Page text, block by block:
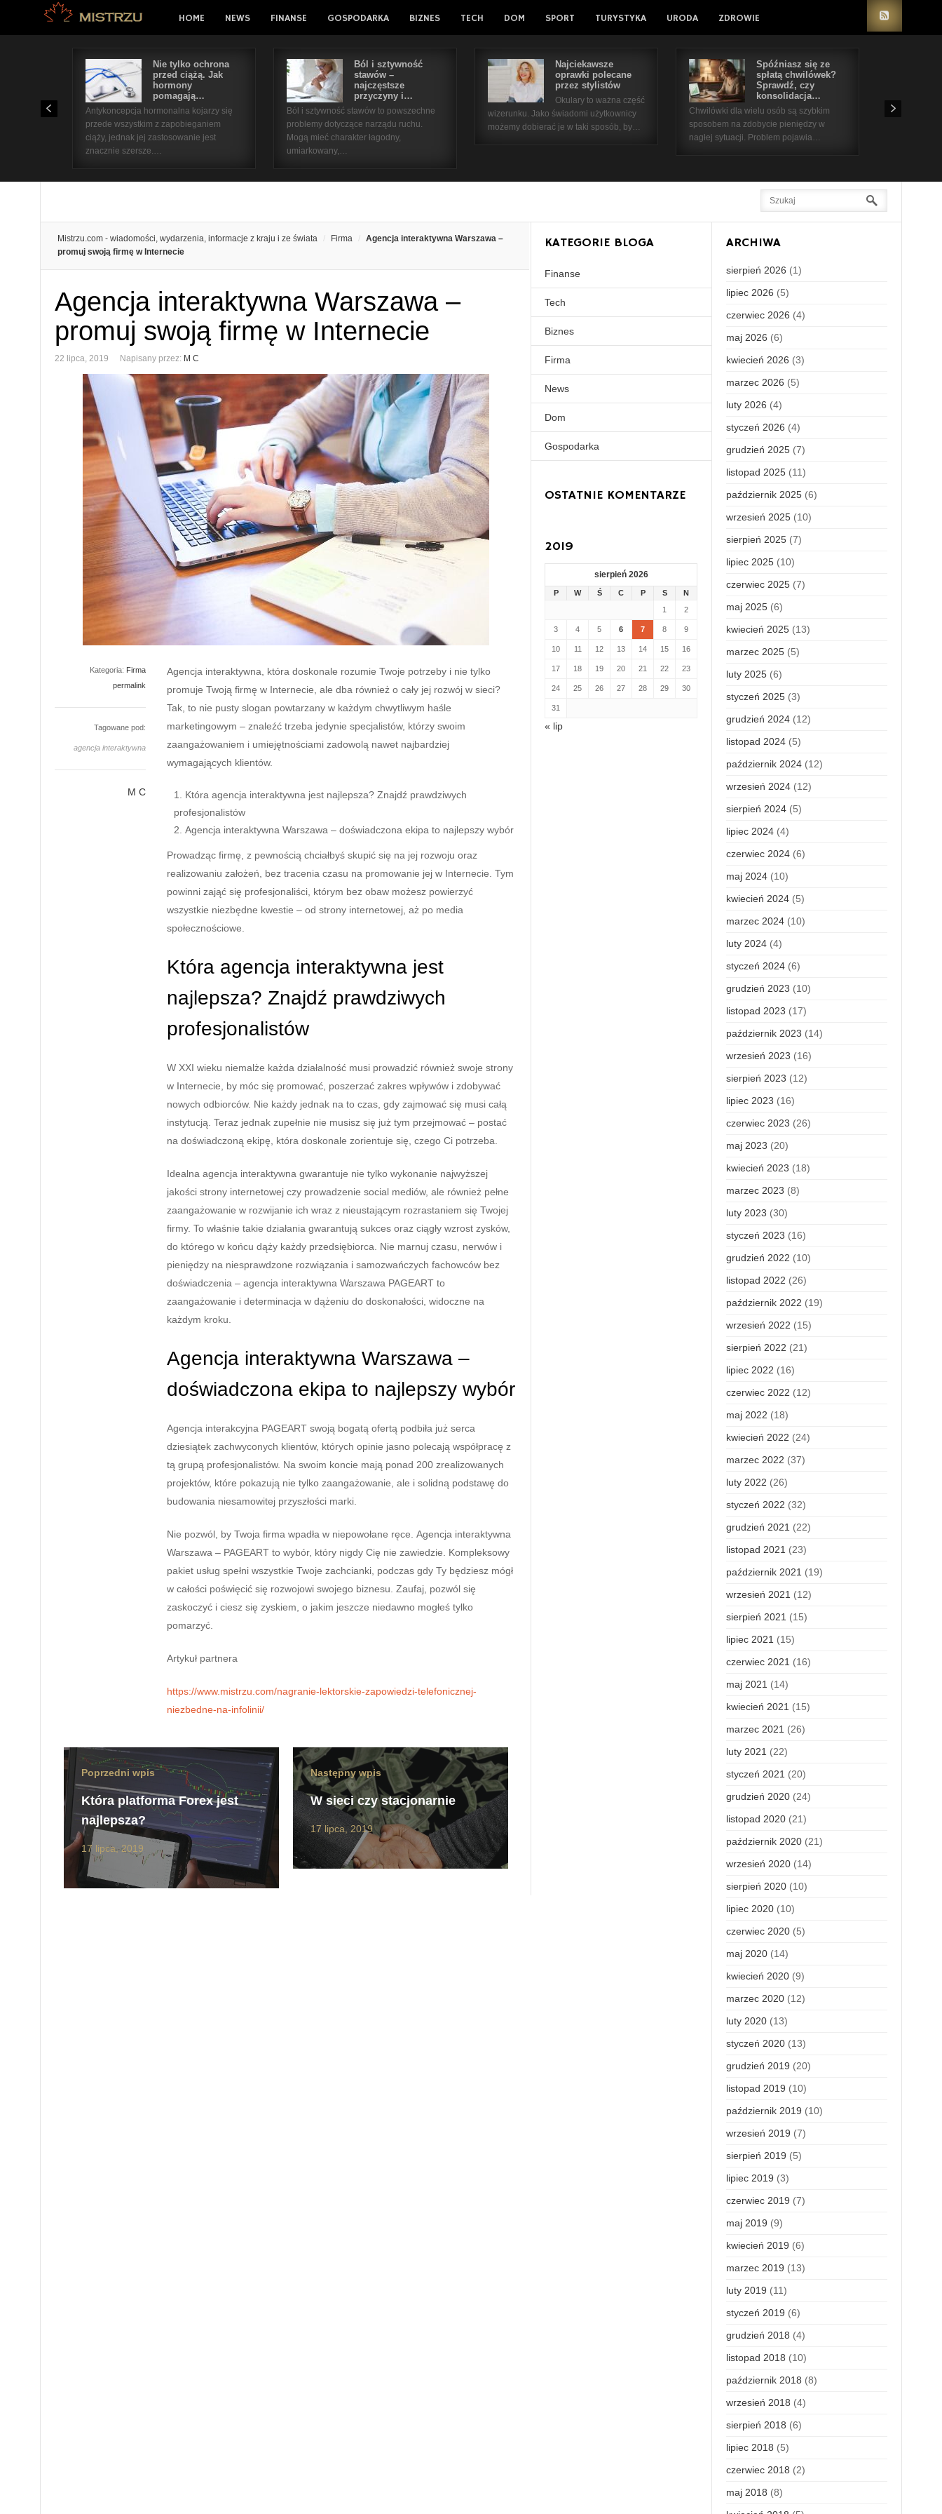
HOME NEWS FINANSE GOSPODARKA BIZNES TECH DOM SPORT TURYSTYKA URODA ZDROWIE
Nie tylko ochrona
przed ciążą. Jak
hormony
pomagają…
Antykoncepcja hormonalna kojarzy się
przede wszystkim z zapobieganiem
ciąży, jednak jej zastosowanie jest
znacznie szersze.…
Ból i sztywność
stawów –
najczęstsze
przyczyny i…
Ból i sztywność stawów to powszechne
problemy dotyczące narządu ruchu.
Mogą mieć charakter łagodny,
umiarkowany,…
Najciekawsze
oprawki polecane
przez stylistów
Okulary to ważna część
wizerunku. Jako świadomi użytkownicy
możemy dobierać je w taki sposób, by…
Spóźniasz się ze
spłatą chwilówek?
Sprawdź, czy
konsolidacja…
Chwilówki dla wielu osób są szybkim
sposobem na zdobycie pieniędzy w
nagłej sytuacji. Problem pojawia…
Mistrzu.com - wiadomości, wydarzenia, informacje z kraju i ze świata Firma
Agencja interaktywna Warszawa –
promuj swoją firmę w Internecie
Agencja interaktywna Warszawa –
promuj swoją firmę w Internecie
22 lipca, 2019 Napisany przez: M C
Kategoria: Firma
permalink
Tagowane pod:
agencja interaktywna
M C
Agencja interaktywna, która doskonale rozumie Twoje potrzeby i nie tylko
promuje Twoją firmę w Internecie, ale dba również o cały jej rozwój w sieci?
Tak, to nie pusty slogan powtarzany w każdym chwytliwym haśle
marketingowym – znaleźć trzeba jedynie specjalistów, którzy swoim
zaangażowaniem i umiejętnościami zadowolą nawet najbardziej
wymagających klientów.
Która agencja interaktywna jest najlepsza? Znajdź prawdziwych
profesjonalistów
Agencja interaktywna Warszawa – doświadczona ekipa to najlepszy wybór
Prowadząc firmę, z pewnością chciałbyś skupić się na jej rozwoju oraz
realizowaniu założeń, bez tracenia czasu na promowanie jej w Internecie. Tym
powinni zająć się profesjonaliści, którym bez obaw możesz powierzyć
wszystkie niezbędne kwestie – od strony internetowej, aż po media
społecznościowe.
Która agencja interaktywna jest
najlepsza? Znajdź prawdziwych
profesjonalistów
W XXI wieku niemalże każda działalność musi prowadzić również swoje strony
w Internecie, by móc się promować, poszerzać zakres wpływów i zdobywać
nowych odbiorców. Nie każdy jednak na to czas, gdy zajmować się musi całą
instytucją. Teraz jednak zupełnie nie musisz się już tym przejmować – postać
na doświadczoną ekipę, która doskonale zorientuje się, czego Ci potrzeba.
Idealna agencja interaktywna gwarantuje nie tylko wykonanie najwyższej
jakości strony internetowej czy prowadzenie social mediów, ale również pełne
zaangażowanie w rozwijanie ich wraz z nieustającym rozrastaniem się Twojej
firmy. To właśnie takie działania gwarantują sukces oraz ciągły wzrost zysków,
do którego w końcu dąży każdy przedsiębiorca. Nie marnuj czasu, nerwów i
pieniędzy na niesprawdzone rozwiązania i samozwańczych fachowców bez
doświadczenia – agencja interaktywna Warszawa PAGEART to
zaangażowanie i determinacja w dążeniu do doskonałości, widoczne na
każdym kroku.
Agencja interaktywna Warszawa –
doświadczona ekipa to najlepszy wybór
Agencja interakcyjna PAGEART swoją bogatą ofertą podbiła już serca
dziesiątek zachwyconych klientów, których opinie jasno polecają współpracę z
tą grupą profesjonalistów. Na swoim koncie mają ponad 200 zrealizowanych
projektów, które pokazują nie tylko zaangażowanie, ale i solidną podstawę do
budowania niesamowitej przyszłości marki.
Nie pozwól, by Twoja firma wpadła w niepowołane ręce. Agencja interaktywna
Warszawa – PAGEART to wybór, który nigdy Cię nie zawiedzie. Kompleksowy
pakiet usług spełni wszystkie Twoje zachcianki, podczas gdy Ty będziesz mógł
w całości poświęcić się rozwojowi swojego biznesu. Zaufaj, pozwól się
zaskoczyć i ciesz się zyskiem, o jakim jeszcze niedawno mogłeś tylko
pomarzyć.
Artykuł partnera
https://www.mistrzu.com/nagranie-lektorskie-zapowiedzi-telefonicznej-
niezbedne-na-infolinii/
Poprzedni wpis
Która platforma Forex jest
najlepsza?
17 lipca, 2019
Następny wpis
W sieci czy stacjonarnie
17 lipca, 2019
KATEGORIE BLOGA
Finanse
Tech
Biznes
Firma
News
Dom
Gospodarka
OSTATNIE KOMENTARZE
2019
sierpień 2026
P W Ś C P S
N
1
2
3 4 5 6 7 8 9
10 11 12 13 14 15 16
17 18 19 20 21 22 23
24 25 26 27 28 29 30
31
« lip
ARCHIWA
sierpień 2026 (1)
lipiec 2026 (5)
czerwiec 2026 (4)
maj 2026 (6)
kwiecień 2026 (3)
marzec 2026 (5)
luty 2026 (4)
styczeń 2026 (4)
grudzień 2025(7)
listopad 2025(11)
październik 2025(6)
wrzesień 2025(10)
sierpień 2025(7)
lipiec 2025(10)
czerwiec 2025(7)
maj 2025(6)
kwiecień 2025(13)
marzec 2025(5)
luty 2025(6)
styczeń 2025(3)
grudzień 2024(12)
listopad 2024(5)
październik 2024(12)
wrzesień 2024(12)
sierpień 2024(5)
lipiec 2024(4)
czerwiec 2024(6)
maj 2024(10)
kwiecień 2024(5)
marzec 2024(10)
luty 2024(4)
styczeń 2024(6)
grudzień 2023 (10)
listopad 2023 (17)
październik 2023 (14)
wrzesień 2023 (16)
sierpień 2023 (12)
lipiec 2023 (16)
czerwiec 2023 (26)
maj 2023 (20)
kwiecień 2023 (18)
marzec 2023 (8)
luty 2023 (30)
styczeń 2023 (16)
grudzień 2022 (10)
listopad 2022 (26)
październik 2022 (19)
wrzesień 2022 (15)
sierpień 2022 (21)
lipiec 2022 (16)
czerwiec 2022 (12)
maj 2022 (18)
kwiecień 2022 (24)
marzec 2022 (37)
luty 2022 (26)
styczeń 2022 (32)
grudzień 2021 (22)
listopad 2021 (23)
październik 2021 (19)
wrzesień 2021 (12)
sierpień 2021 (15)
lipiec 2021 (15)
czerwiec 2021 (16)
maj 2021 (14)
kwiecień 2021 (15)
marzec 2021 (26)
luty 2021 (22)
styczeń 2021 (20)
grudzień 2020(24)
listopad 2020(21)
październik 2020(21)
wrzesień 2020(14)
sierpień 2020(10)
lipiec 2020(10)
czerwiec 2020(5)
maj 2020(14)
kwiecień 2020(9)
marzec 2020(12)
luty 2020(13)
styczeń 2020(13)
grudzień 2019 (20)
listopad 2019 (10)
październik 2019 (10)
wrzesień 2019 (7)
sierpień 2019 (5)
lipiec 2019 (3)
czerwiec 2019 (7)
maj 2019 (9)
kwiecień 2019 (6)
marzec 2019 (13)
luty 2019 (11)
styczeń 2019 (6)
grudzień 2018 (4)
listopad 2018 (10)
październik 2018 (8)
wrzesień 2018 (4)
sierpień 2018 (6)
lipiec 2018 (5)
czerwiec 2018 (2)
maj 2018 (8)